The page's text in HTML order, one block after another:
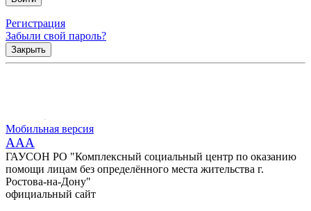
Регистрация
Забыли свой пароль?
Закрыть
Мобильная версия
AAA
ГАУСОН РО "Комплексный социальный центр по оказанию
помощи лицам без определённого места жительства г.
Ростова-на-Дону"
официальный сайт